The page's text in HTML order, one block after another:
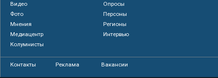
Видео
Опросы
Фото
Персоны
Мнения
Регионы
Медиацентр
Интервью
Колумнисты
Контакты Реклама Вакансии